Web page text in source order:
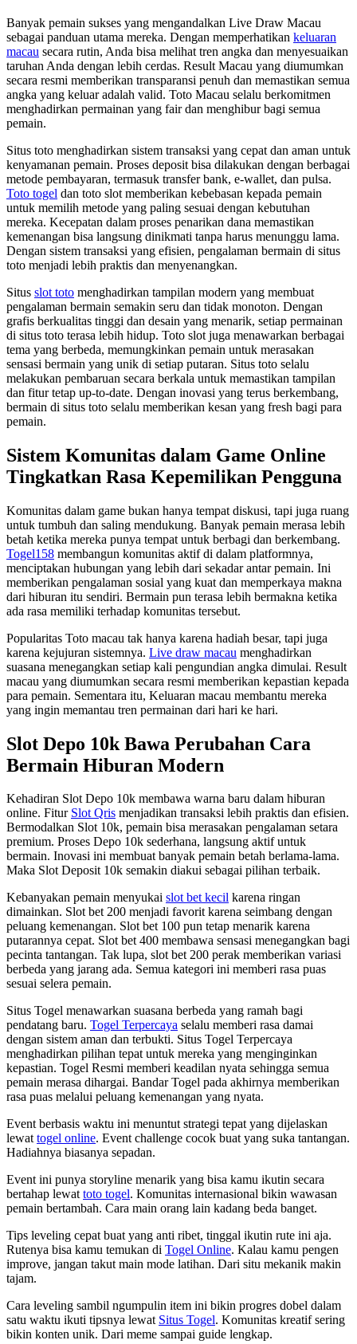
Banyak pemain sukses yang mengandalkan Live Draw Macau
sebagai panduan utama mereka. Dengan memperhatikan keluaran
macau secara rutin, Anda bisa melihat tren angka dan menyesuaikan
taruhan Anda dengan lebih cerdas. Result Macau yang diumumkan
secara resmi memberikan transparansi penuh dan memastikan semua
angka yang keluar adalah valid. Toto Macau selalu berkomitmen
menghadirkan permainan yang fair dan menghibur bagi semua
pemain.
Situs toto menghadirkan sistem transaksi yang cepat dan aman untuk
kenyamanan pemain. Proses deposit bisa dilakukan dengan berbagai
metode pembayaran, termasuk transfer bank, e-wallet, dan pulsa.
Toto togel dan toto slot memberikan kebebasan kepada pemain
untuk memilih metode yang paling sesuai dengan kebutuhan
mereka. Kecepatan dalam proses penarikan dana memastikan
kemenangan bisa langsung dinikmati tanpa harus menunggu lama.
Dengan sistem transaksi yang efisien, pengalaman bermain di situs
toto menjadi lebih praktis dan menyenangkan.
Situs slot toto menghadirkan tampilan modern yang membuat
pengalaman bermain semakin seru dan tidak monoton. Dengan
grafis berkualitas tinggi dan desain yang menarik, setiap permainan
di situs toto terasa lebih hidup. Toto slot juga menawarkan berbagai
tema yang berbeda, memungkinkan pemain untuk merasakan
sensasi bermain yang unik di setiap putaran. Situs toto selalu
melakukan pembaruan secara berkala untuk memastikan tampilan
dan fitur tetap up-to-date. Dengan inovasi yang terus berkembang,
bermain di situs toto selalu memberikan kesan yang fresh bagi para
pemain.
Sistem Komunitas dalam Game Online
Tingkatkan Rasa Kepemilikan Pengguna
Komunitas dalam game bukan hanya tempat diskusi, tapi juga ruang
untuk tumbuh dan saling mendukung. Banyak pemain merasa lebih
betah ketika mereka punya tempat untuk berbagi dan berkembang.
Togel158 membangun komunitas aktif di dalam platformnya,
menciptakan hubungan yang lebih dari sekadar antar pemain. Ini
memberikan pengalaman sosial yang kuat dan memperkaya makna
dari hiburan itu sendiri. Bermain pun terasa lebih bermakna ketika
ada rasa memiliki terhadap komunitas tersebut.
Popularitas Toto macau tak hanya karena hadiah besar, tapi juga
karena kejujuran sistemnya. Live draw macau menghadirkan
suasana menegangkan setiap kali pengundian angka dimulai. Result
macau yang diumumkan secara resmi memberikan kepastian kepada
para pemain. Sementara itu, Keluaran macau membantu mereka
yang ingin memantau tren permainan dari hari ke hari.
Slot Depo 10k Bawa Perubahan Cara
Bermain Hiburan Modern
Kehadiran Slot Depo 10k membawa warna baru dalam hiburan
online. Fitur Slot Qris menjadikan transaksi lebih praktis dan efisien.
Bermodalkan Slot 10k, pemain bisa merasakan pengalaman setara
premium. Proses Depo 10k sederhana, langsung aktif untuk
bermain. Inovasi ini membuat banyak pemain betah berlama-lama.
Maka Slot Deposit 10k semakin diakui sebagai pilihan terbaik.
Kebanyakan pemain menyukai slot bet kecil karena ringan
dimainkan. Slot bet 200 menjadi favorit karena seimbang dengan
peluang kemenangan. Slot bet 100 pun tetap menarik karena
putarannya cepat. Slot bet 400 membawa sensasi menegangkan bagi
pecinta tantangan. Tak lupa, slot bet 200 perak memberikan variasi
berbeda yang jarang ada. Semua kategori ini memberi rasa puas
sesuai selera pemain.
Situs Togel menawarkan suasana berbeda yang ramah bagi
pendatang baru. Togel Terpercaya selalu memberi rasa damai
dengan sistem aman dan terbukti. Situs Togel Terpercaya
menghadirkan pilihan tepat untuk mereka yang menginginkan
kepastian. Togel Resmi memberi keadilan nyata sehingga semua
pemain merasa dihargai. Bandar Togel pada akhirnya memberikan
rasa puas melalui peluang kemenangan yang nyata.
Event berbasis waktu ini menuntut strategi tepat yang dijelaskan
lewattogel online. Event challenge cocok buat yang suka tantangan.
Hadiahnya biasanya sepadan.
Event ini punya storyline menarik yang bisa kamu ikutin secara
bertahap lewattoto togel. Komunitas internasional bikin wawasan
pemain bertambah. Cara main orang lain kadang beda banget.
Tips leveling cepat buat yang anti ribet, tinggal ikutin rute ini aja.
Rutenya bisa kamu temukan di Togel Online. Kalau kamu pengen
improve, jangan takut main mode latihan. Dari situ mekanik makin
tajam.
Cara leveling sambil ngumpulin item ini bikin progres dobel dalam
satu waktu ikuti tipsnya lewat Situs Togel. Komunitas kreatif sering
bikin konten unik. Dari meme sampai guide lengkap.